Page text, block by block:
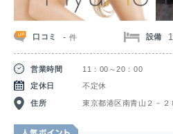
口コミ -件 設備 1
営業時間
11：00～20：00
定休日
不定休
住所 東京都港区南青山２－